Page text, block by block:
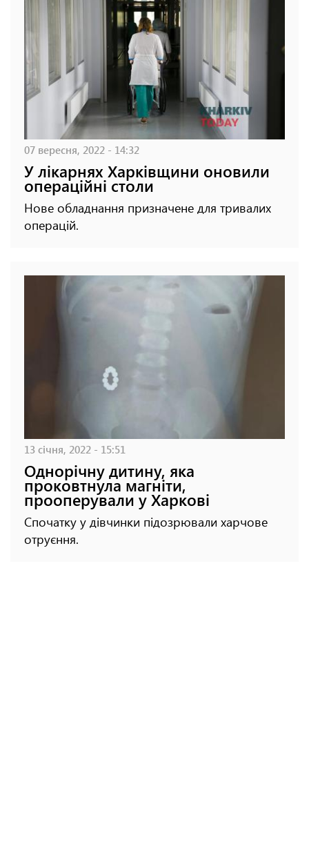
07 вересня, 2022 - 14:32
У лікарнях Харківщини оновили
операційні столи
Нове обладнання призначене для тривалих
операцій.
13 січня, 2022 - 15:51
Однорічну дитину, яка
проковтнула магніти,
прооперували у Харкові
Спочатку у дівчинки підозрювали харчове
отруєння.